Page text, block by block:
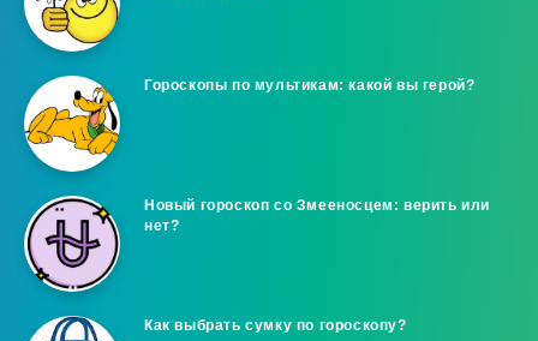
Гороскопы по мультикам: какой вы герой?
Новый гороскоп со Змееносцем: верить или
нет?
Как выбрать сумку по гороскопу?